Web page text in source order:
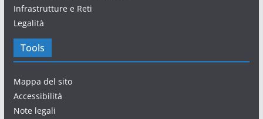
Infrastrutture e Reti
Legalità
Tools
Mappa del sito
Accessibilità
Note legali